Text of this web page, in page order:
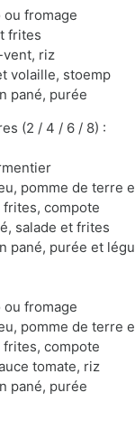
ou fromage
frites
vent, riz
volaille, stoemp
pané, purée
(2 / 4 / 6 / 8) :
pomme de terre
compote
salade et frites
pané, purée et
ou fromage
pomme de terre
compote
tomate, riz
pané, purée